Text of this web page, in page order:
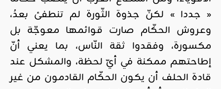
« جددا » لكنّ جذوة الثّورة لم تنطفئ بعدُ،
وعروش الحكّام صارت قوائمها معوجّة بل
مكسورة، وفقدوا ثقة النّاس، بما يعني أنّ
إطاحتهم ممكنة في أيّ لحظة، والمشكل عند
قادة الحلف أن يكون الحكّام القادمون من غير